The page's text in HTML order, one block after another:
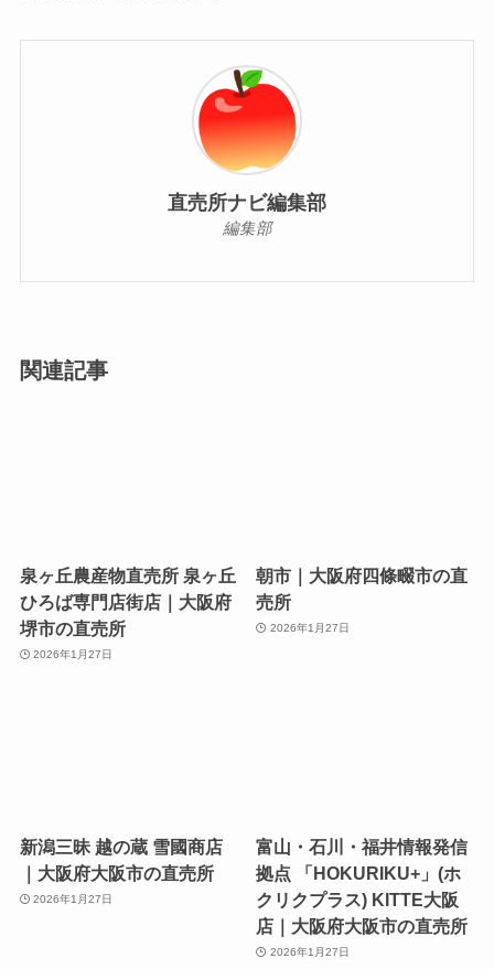
直売所ナビ編集部
編集部
関連記事
泉ヶ丘農産物直売所 泉ヶ丘
ひろば専門店街店｜大阪府
堺市の直売所
2026年1月27日
朝市｜大阪府四條畷市の直
売所
2026年1月27日
新潟三昧 越の蔵 雪國商店
｜大阪府大阪市の直売所
2026年1月27日
富山・石川・福井情報発信
拠点 「HOKURIKU+」(ホ
クリクプラス) KITTE大阪
店｜大阪府大阪市の直売所
2026年1月27日